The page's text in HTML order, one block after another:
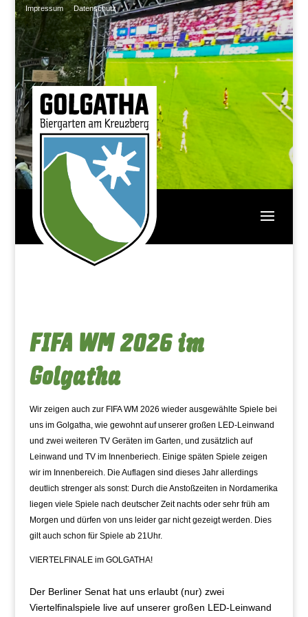
Impressum Datenschutz
FIFA WM 2026 im
Golgatha
Wir zeigen auch zur FIFA WM 2026 wieder ausgewählte Spiele bei
uns im Golgatha, wie gewohnt auf unserer großen LED-Leinwand
und zwei weiteren TV Geräten im Garten, und zusätzlich auf
Leinwand und TV im Innenberiech. Einige späten Spiele zeigen
wir im Innenbereich. Die Auflagen sind dieses Jahr allerdings
deutlich strenger als sonst: Durch die Anstoßzeiten in Nordamerika
liegen viele Spiele nach deutscher Zeit nachts oder sehr früh am
Morgen und dürfen von uns leider gar nicht gezeigt werden. Dies
gilt auch schon für Spiele ab 21Uhr.
VIERTELFINALE im GOLGATHA!
Der Berliner Senat hat uns erlaubt (nur) zwei
Viertelfinalspiele live auf unserer großen LED-Leinwand